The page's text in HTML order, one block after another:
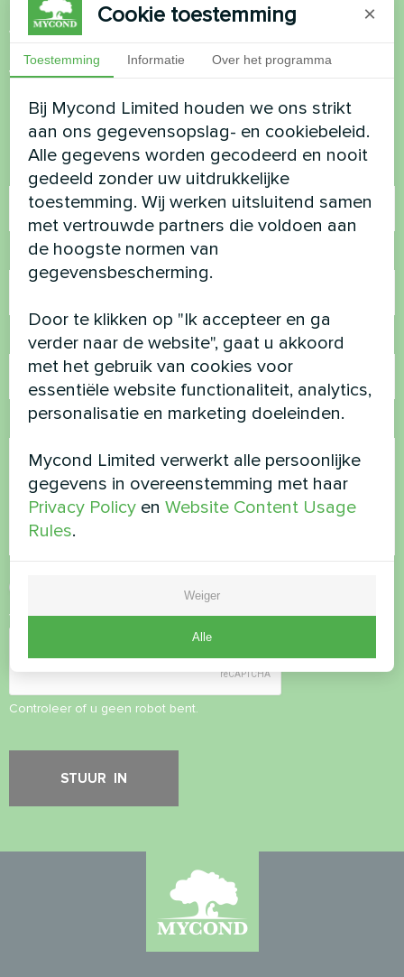
Wil je kopen of heb je
vragen?
Neem contact met ons op en we helpen je
Naam
Telefoonnummer
E-mail
Opmerking
accepteren
Veiligheidscontrole*
Controleer of u geen robot bent.
Cookie toestemming ×
Toestemming Informatie Over het programma
Bij Mycond Limited houden we ons strikt
aan ons gegevensopslag- en cookiebeleid.
Alle gegevens worden gecodeerd en nooit
gedeeld zonder uw uitdrukkelijke
toestemming. Wij werken uitsluitend samen
met vertrouwde partners die voldoen aan
de hoogste normen van
gegevensbescherming.
Door te klikken op "Ik accepteer en ga
verder naar de website", gaat u akkoord
met het gebruik van cookies voor
essentiële website functionaliteit, analytics,
personalisatie en marketing doeleinden.
Mycond Limited verwerkt alle persoonlijke
gegevens in overeenstemming met haar
Privacy Policy enWebsite Content Usage
Rules.
Weiger
Alle